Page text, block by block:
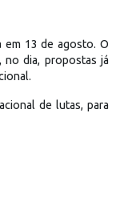
em 13 de agosto. O
no dia, propostas já
de lutas, para